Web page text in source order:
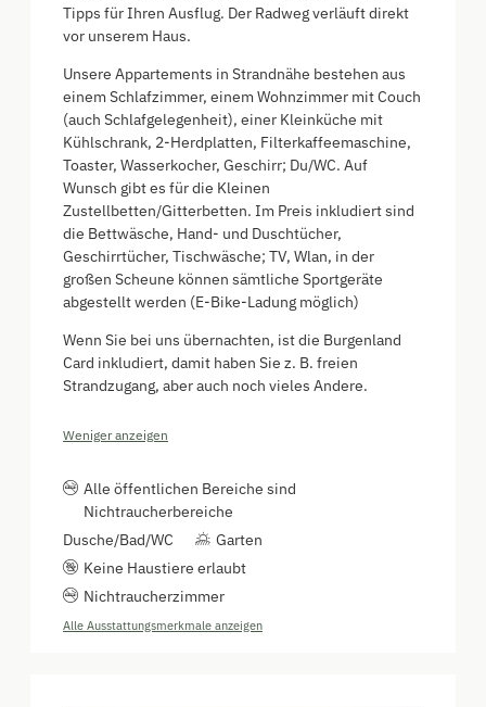
Tipps für Ihren Ausflug. Der Radweg verläuft direkt
vor unserem Haus.
Unsere Appartements in Strandnähe bestehen aus
einem Schlafzimmer, einem Wohnzimmer mit Couch
(auch Schlafgelegenheit), einer Kleinküche mit
Kühlschrank, 2-Herdplatten, Filterkaffeemaschine,
Toaster, Wasserkocher, Geschirr; Du/WC. Auf
Wunsch gibt es für die Kleinen
Zustellbetten/Gitterbetten. Im Preis inkludiert sind
die Bettwäsche, Hand- und Duschtücher,
Geschirrtücher, Tischwäsche; TV, Wlan, in der
großen Scheune können sämtliche Sportgeräte
abgestellt werden (E-Bike-Ladung möglich)
Wenn Sie bei uns übernachten, ist die Burgenland
Card inkludiert, damit haben Sie z. B. freien
Strandzugang, aber auch noch vieles Andere.
Weniger anzeigen
Alle öffentlichen Bereiche sind
Nichtraucherbereiche
Dusche/Bad/WC
Garten
Keine Haustiere erlaubt
Nichtraucherzimmer
Alle Ausstattungsmerkmale anzeigen